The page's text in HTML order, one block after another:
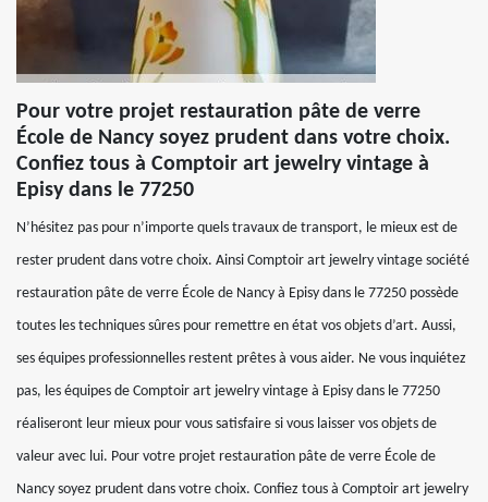
Pour votre projet restauration pâte de verre
École de Nancy soyez prudent dans votre choix.
Confiez tous à Comptoir art jewelry vintage à
Episy dans le 77250
N’hésitez pas pour n’importe quels travaux de transport, le mieux est de
rester prudent dans votre choix. Ainsi Comptoir art jewelry vintage société
restauration pâte de verre École de Nancy à Episy dans le 77250 possède
toutes les techniques sûres pour remettre en état vos objets d’art. Aussi,
ses équipes professionnelles restent prêtes à vous aider. Ne vous inquiétez
pas, les équipes de Comptoir art jewelry vintage à Episy dans le 77250
réaliseront leur mieux pour vous satisfaire si vous laisser vos objets de
valeur avec lui. Pour votre projet restauration pâte de verre École de
Nancy soyez prudent dans votre choix. Confiez tous à Comptoir art jewelry